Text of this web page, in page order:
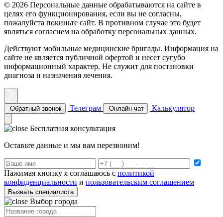
© 2026 Персональные данные обрабатываются на сайте в
целях его функционирования, если вы не согласны,
пожалуйста покиньте сайт. В противном случае это будет
являться согласием на обработку персональных данных.
Действуют мобильные медицинские бригады. Информация на
сайте не является публичной офертой и несет сугубо
информационный характер. Не служит для постановки
диагноза и назначения лечения.
Обратный звонок Телеграм Онлайн-чат Калькулятор
Бесплатная консультация
Оставьте данные и мы вам перезвоним!
Нажимая кнопку я соглашаюсь с политикой
конфиденциальности и пользовательским соглашением
Вызвать специалиста
Выбор города